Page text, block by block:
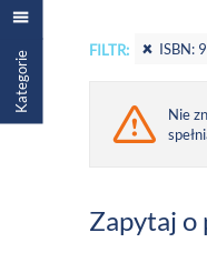
Kategorie FILTR: ISBN:
Nie
Zapytaj